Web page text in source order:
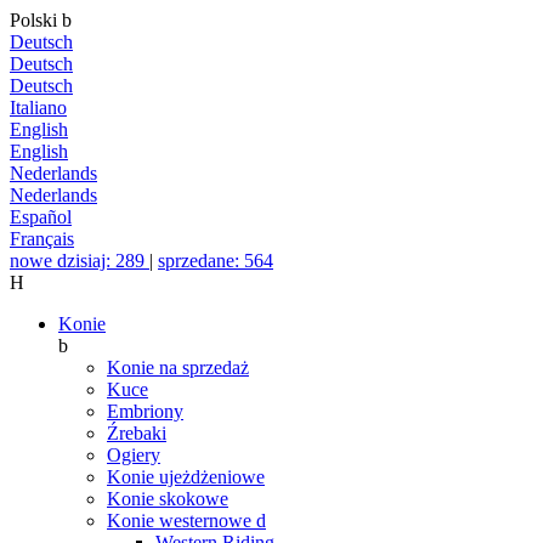
Polski b
Deutsch
Deutsch
Deutsch
Italiano
English
English
Nederlands
Nederlands
Español
Français
nowe dzisiaj: 289 | sprzedane: 564
H
Konie
b
Konie na sprzedaż
Kuce
Embriony
Źrebaki
Ogiery
Konie ujeżdżeniowe
Konie skokowe
Konie westernowe d